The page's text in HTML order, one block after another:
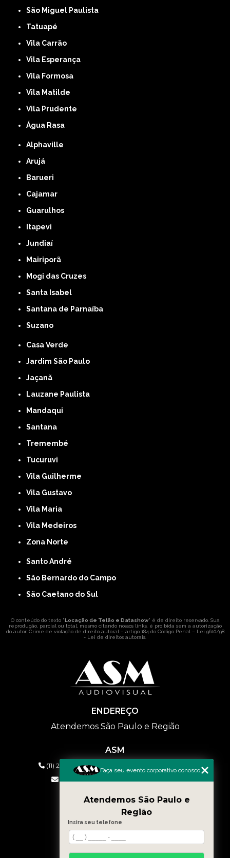
São Miguel Paulista
Tatuapé
Vila Carrão
Vila Esperança
Vila Formosa
Vila Matilde
Vila Prudente
Água Rasa
Alphaville
Arujá
Barueri
Cajamar
Guarulhos
Itapevi
Jundiaí
Mairiporã
Mogi das Cruzes
Santa Isabel
Santana de Parnaíba
Suzano
Casa Verde
Jardim São Paulo
Jaçanã
Lauzane Paulista
Mandaqui
Santana
Tremembé
Tucuruvi
Vila Guilherme
Vila Gustavo
Vila Maria
Vila Medeiros
Zona Norte
Santo André
São Bernardo do Campo
São Caetano do Sul
O conteúdo do texto "Locação de Telão e Datashow" é de direito reservado. Sua
reprodução, parcial ou total, mesmo citando nossos links, é proibida sem a autorização
do autor. Crime de violação de direito autoral – artigo 184 do Código Penal – Lei 9610/98
- Lei de direitos autorais
ENDEREÇO
Atendemos São Paulo e Região
ASM
(11) 2626-2019 (11) 99577-9954
eventos@asmaudiovisual.com.br
MENU
HOME
QUEM SOMOS
SERVIÇOS
CONTATO
Faça seu evento corporativo conosco
Atendemos São Paulo e
Região
Insira seu telefone